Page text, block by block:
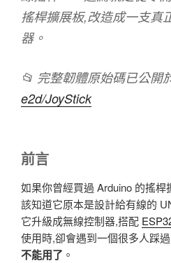
搖桿擴展板,改造成一支真
器。
📂 完整韌體原始碼已公開
e2d/JoyStick
前言
如果你曾經買過 Arduino 的搖
該知道它原本是設計給有線的
它升級成無線控制器,搭配
使用時,卻會遇到一個很多人踩
不能用了 。